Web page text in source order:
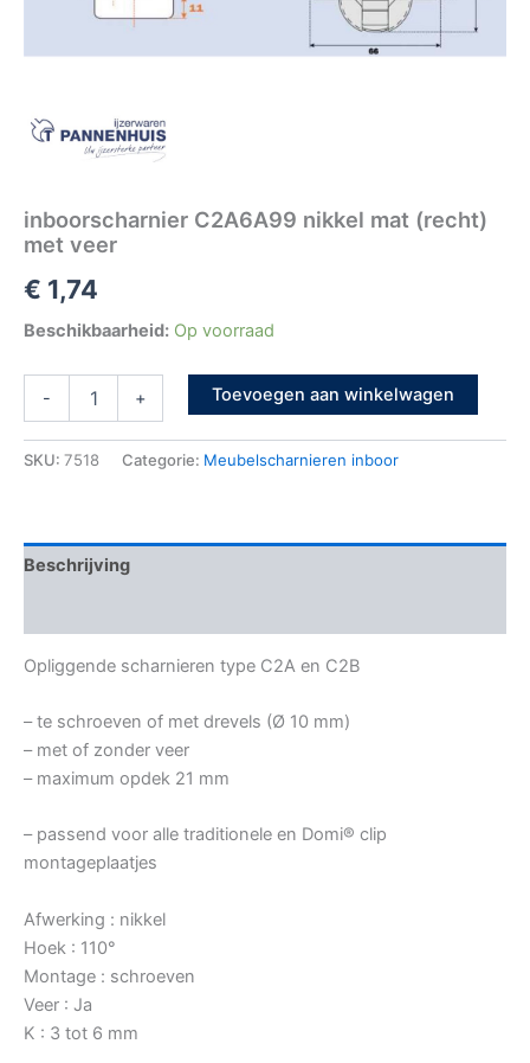
inboorscharnier C2A6A99 nikkel mat (recht)
met veer
€ 1,74
Beschikbaarheid: Op voorraad
- + Toevoegen aan winkelwagen
SKU: 7518 Categorie: Meubelscharnieren inboor
Beschrijving
Opliggende scharnieren type C2A en C2B
– te schroeven of met drevels (Ø 10 mm)
– met of zonder veer
– maximum opdek 21 mm
– passend voor alle traditionele en Domi® clip
montageplaatjes
Afwerking : nikkel
Hoek : 110°
Montage : schroeven
Veer : Ja
K : 3 tot 6 mm